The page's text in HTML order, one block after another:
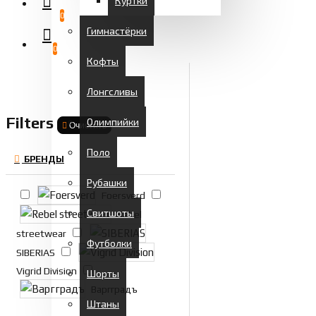
0
0
Гимнастёрки
Кофты
Лонгсливы
Олимпийки
Поло
Рубашки
Свитшоты
Футболки
Шорты
Штаны
Filters Очистить
БРЕНДЫ
Foersverd
Rebel
streetwear
SIBERIAS
Vigrid Division
Варгградъ